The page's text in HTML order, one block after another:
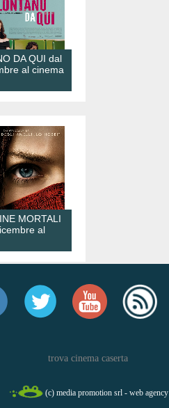
DA QUI dal
al cinema
MORTALI
al
trova cinema caserta
(c) media promotion srl - web agency